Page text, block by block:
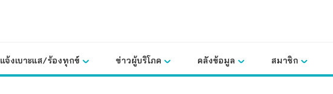
แจ้งเบาะแส/ร้องทุกข์ ข่าวผู้บริโภค คลังข้อมูล สมาชิก